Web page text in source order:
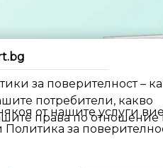
за поверителност –
потребители, какво
права по отношение
от нашите услуги вие
Политика за